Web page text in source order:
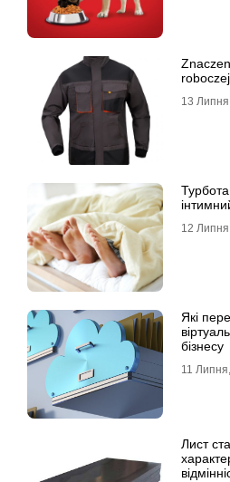
roboczej
13
12
Які
бізнесу
11
Лист